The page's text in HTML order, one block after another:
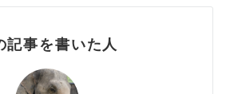
記事を書いた人